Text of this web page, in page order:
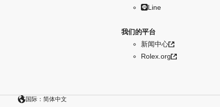
Line
我们的平台
新闻中心
Rolex.org
国际：简体中文